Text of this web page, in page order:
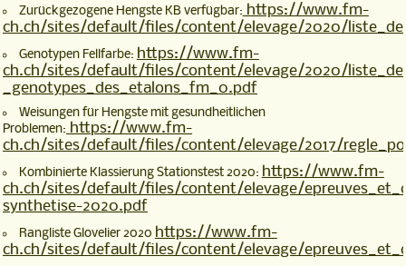
Zurückgezogene Hengste KB verfügbar: https://www.fm-
ch.ch/sites/default/files/content/elevage/2020/
Genotypen Fellfarbe: https://www.fm-
ch.ch/sites/default/files/content/elevage/2020/
_genotypes_des_etalons_fm_0.pdf
Weisungen für Hengste mit gesundheitlichen
Problemen: https://www.fm-
ch.ch/sites/default/files/content/elevage/2017/
Kombinierte Klassierung Stationstest 2020: https://www.fm-
ch.ch/sites/default/files/content/elevage/
synthetise-2020.pdf
Rangliste Glovelier 2020 https://www.fm-
ch.ch/sites/default/files/content/elevage/